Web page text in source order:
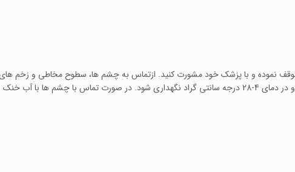
نموده و با پزشک خود مشورت کنید. ازتماس به چشم ها، سطوح مخاطی و زخم های
خودداری نمایید. دور از دسترس اطفال و نور خورشید و در دمای 4-28 درجه سانتی گراد نگهداری شود. در صورت تماس با چشم ها با آب خنک